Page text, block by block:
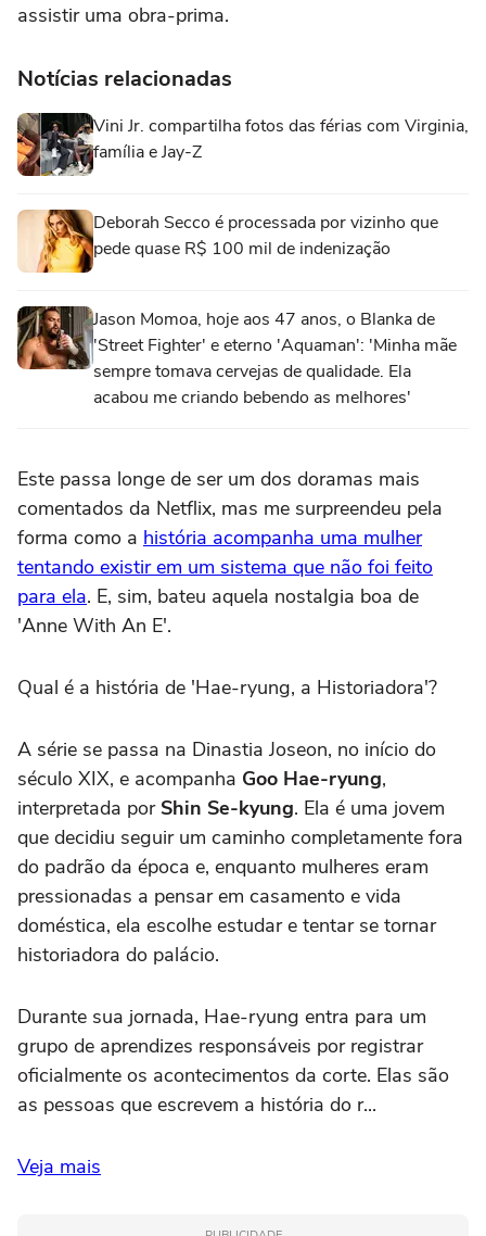
assistir uma obra-prima.
Notícias relacionadas
Vini Jr. compartilha fotos das férias com Virginia,
família e Jay-Z
Deborah Secco é processada por vizinho que
pede quase R$ 100 mil de indenização
Jason Momoa, hoje aos 47 anos, o Blanka de
'Street Fighter' e eterno 'Aquaman': 'Minha mãe
sempre tomava cervejas de qualidade. Ela
acabou me criando bebendo as melhores'
Este passa longe de ser um dos doramas mais
comentados da Netflix, mas me surpreendeu pela
forma como a história acompanha uma mulher
tentando existir em um sistema que não foi feito
para ela. E, sim, bateu aquela nostalgia boa de
'Anne With An E'.
Qual é a história de 'Hae-ryung, a Historiadora'?
A série se passa na Dinastia Joseon, no início do
século XIX, e acompanha Goo Hae-ryung,
interpretada por Shin Se-kyung. Ela é uma jovem
que decidiu seguir um caminho completamente fora
do padrão da época e, enquanto mulheres eram
pressionadas a pensar em casamento e vida
doméstica, ela escolhe estudar e tentar se tornar
historiadora do palácio.
Durante sua jornada, Hae-ryung entra para um
grupo de aprendizes responsáveis por registrar
oficialmente os acontecimentos da corte. Elas são
as pessoas que escrevem a história do r...
Veja mais